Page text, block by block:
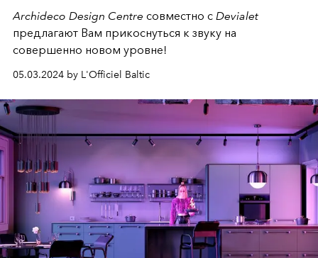
Archideco Design Centre совместно с Devialet
предлагают Вам прикоснуться к звуку на
совершенно новом уровне!
05.03.2024 by L'Officiel Baltic